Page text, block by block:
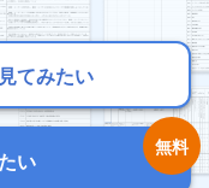
てみたい
い
てみたい
い
てみたい
い